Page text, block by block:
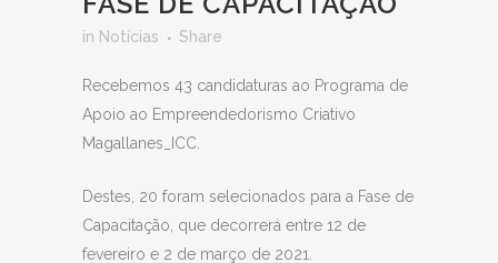
in Notícias Share
Recebemos 43 candidaturas ao Programa de
Apoio ao Empreendedorismo Criativo
Magallanes_ICC.
Destes, 20 foram selecionados para a Fase de
Capacitação, que decorrerá entre 12 de
fevereiro e 2 de março de 2021.